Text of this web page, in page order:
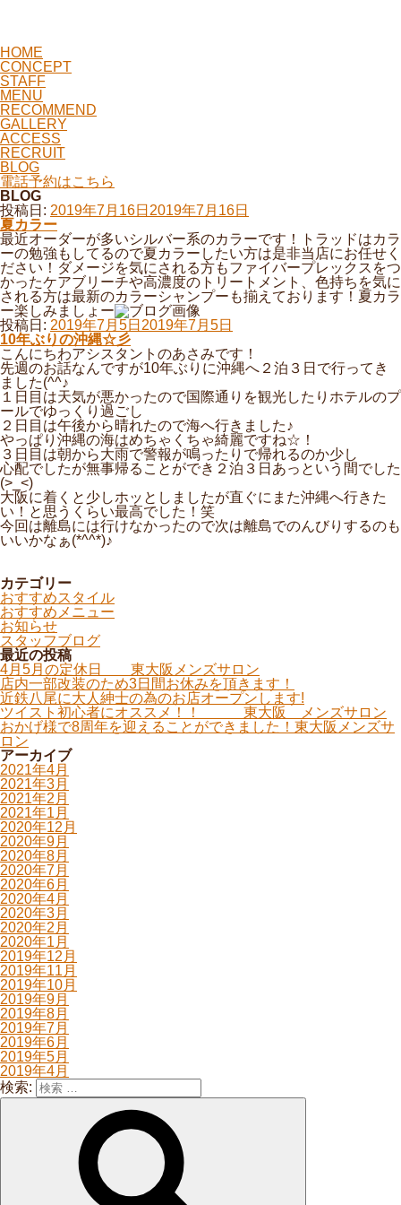
HOME
CONCEPT
STAFF
MENU
RECOMMEND
GALLERY
ACCESS
RECRUIT
BLOG
電話予約はこちら
BLOG
投稿日: 2019年7月16日 2019年7月16日
夏カラー
最近オーダーが多いシルバー系のカラーです！トラッドはカラ
ーの勉強もしてるので夏カラーしたい方は是非当店にお任せく
ださい！ダメージを気にされる方もファイバープレックスをつ
かったケアブリーチや高濃度のトリートメント、色持ちを気に
される方は最新のカラーシャンプーも揃えております！夏カラ
ー楽しみましょー
投稿日: 2019年7月5日 2019年7月5日
10年ぶりの沖縄☆彡
こんにちわアシスタントのあさみです！
先週のお話なんですが10年ぶりに沖縄へ２泊３日で行ってき
ました(^^♪
１日目は天気が悪かったので国際通りを観光したりホテルのプ
ールでゆっくり過ごし
２日目は午後から晴れたので海へ行きました♪
やっぱり沖縄の海はめちゃくちゃ綺麗ですね☆！
３日目は朝から大雨で警報が鳴ったりで帰れるのか少し
心配でしたが無事帰ることができ２泊３日あっという間でした
(>_<)
大阪に着くと少しホッとしましたが直ぐにまた沖縄へ行きた
い！と思うくらい最高でした！笑
今回は離島には行けなかったので次は離島でのんびりするのも
いいかなぁ(*^^*)♪
カテゴリー
おすすめスタイル
おすすめメニュー
お知らせ
スタッフブログ
最近の投稿
4月5月の定休日 東大阪メンズサロン
店内一部改装のため3日間お休みを頂きます！
近鉄八尾に大人紳士の為のお店オープンします!
ツイスト初心者にオススメ！！ 東大阪 メンズサロン
おかげ様で8周年を迎えることができました！東大阪メンズサ
ロン
アーカイブ
2021年4月
2021年3月
2021年2月
2021年1月
2020年12月
2020年9月
2020年8月
2020年7月
2020年6月
2020年4月
2020年3月
2020年2月
2020年1月
2019年12月
2019年11月
2019年10月
2019年9月
2019年8月
2019年7月
2019年6月
2019年5月
2019年4月
検索: